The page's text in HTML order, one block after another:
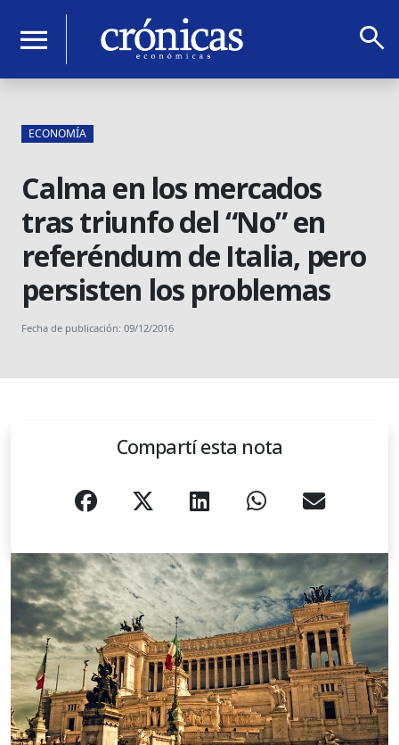
menu search
ECONOMÍA
Calma en los mercados
tras triunfo del “No” en
referéndum de Italia, pero
persisten los problemas
Fecha de publicación: 09/12/2016
Compartí esta nota